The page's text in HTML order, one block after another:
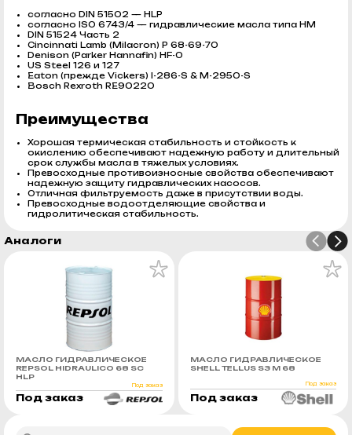
согласно DIN 51502 — HLP
согласно ISO 6743/4 — гидравлические масла типа HM
DIN 51524 Часть 2
Cincinnati Lamb (Milacron) P 68-69-70
Denison (Parker Hannafin) HF-0
US Steel 126 и 127
Eaton (прежде Vickers) I-286-S & M-2950-S
Bosch Rexroth RE90220
Преимущества
Хорошая термическая стабильность и стойкость к
окислению обеспечивают надежную работу и длительный
срок службы масла в тяжелых условиях.
Превосходные противоизносные свойства обеспечивают
надежную защиту гидравлических насосов.
Отличная фильтруемость даже в присутствии воды.
Превосходные водоотделяющие свойства и
гидролитическая стабильность.
Аналоги
МАСЛО ГИДРАВЛИЧЕСКОЕ
REPSOL HIDRAULICO 68 SC
HLP
Под заказ
Под заказ
МАСЛО ГИДРАВЛИЧЕСКОЕ
SHELL TELLUS S3 M 68
Под заказ
Под заказ